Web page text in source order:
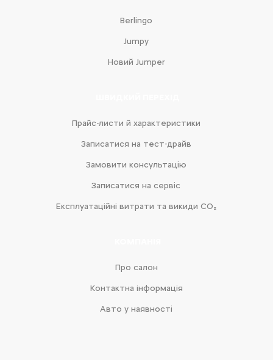
Berlingo
Jumpy
Новий Jumper
Прайс-листи й характеристики
Записатися на тест-драйв
Замовити консультацію
Записатися на сервіс
Експлуатаційні витрати та викиди CO₂
Про салон
Контактна інформація
Авто у наявності